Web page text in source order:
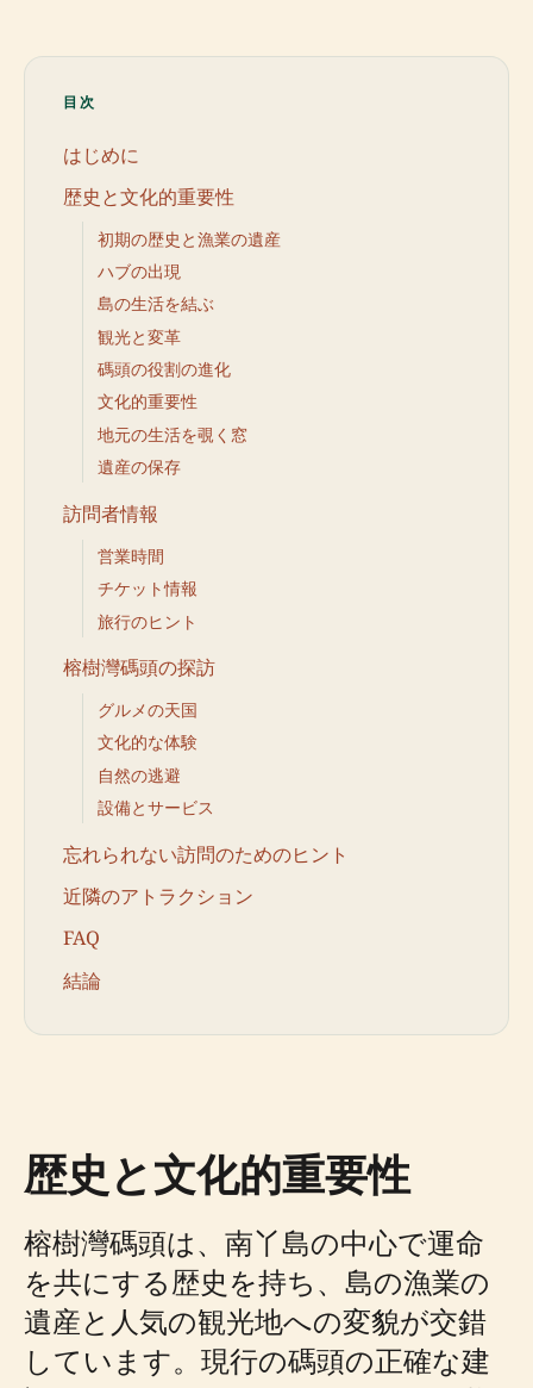
目次
はじめに
歴史と文化的重要性
初期の歴史と漁業の遺産
ハブの出現
島の生活を結ぶ
観光と変革
碼頭の役割の進化
文化的重要性
地元の生活を覗く窓
遺産の保存
訪問者情報
営業時間
チケット情報
旅行のヒント
榕樹灣碼頭の探訪
グルメの天国
文化的な体験
自然の逃避
設備とサービス
忘れられない訪問のためのヒント
近隣のアトラクション
FAQ
結論
歴史と文化的重要性
榕樹灣碼頭は、南丫島の中心で運命
を共にする歴史を持ち、島の漁業の
遺産と人気の観光地への変貌が交錯
しています。現行の碼頭の正確な建